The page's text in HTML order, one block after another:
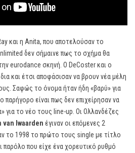
και η Anita, που αποτελούσαν τo
δεν σήμαινε πως το σχήμα θα
eurodance σκηνή. Ο DeCoster και ο
και έτσι αποφάσισαν να βρουν νέα μέλη
Σαφώς το όνομα ήταν ήδη «βαρύ» για
είναι πως δεν επιχείρησαν να
για το νέο τους line-up. Οι Ολλανδέζες
van Iwaarden έγιναν οι επόμενες 2
το 1998 το πρώτο τους single με τίτλο
παρόλο που είχε ένα χορευτικό ρυθμό